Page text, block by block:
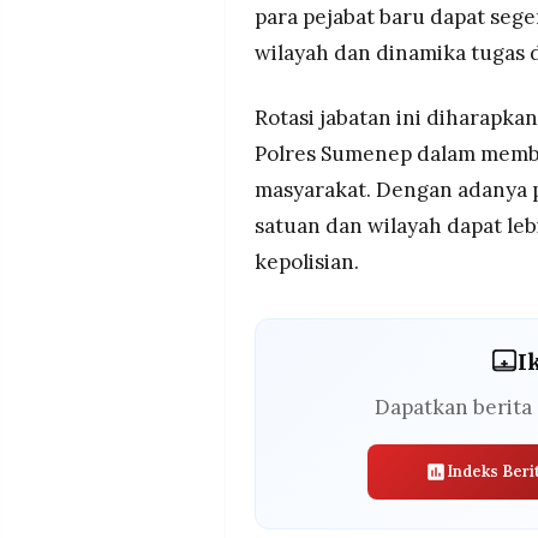
para pejabat baru dapat
wilayah dan dinamika tugas
Rotasi jabatan ini
Polres Sumenep dalam
masyarakat. Dengan
satuan dan wilayah dapat
kepolisian.
Dapatkan
Indeks